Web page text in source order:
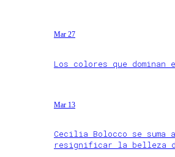
Mar 27
Los colores que dominan
Mar 13
Cecilia Bolocco se suma
resignificar la belleza